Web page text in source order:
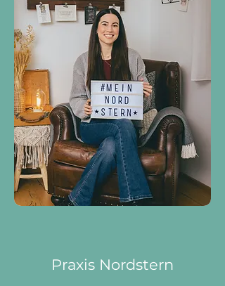
Praxis Nordstern